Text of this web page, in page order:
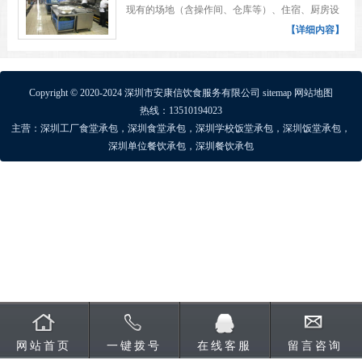
现有的场地（含操作间、仓库等）、住宿、厨房设
备、设施、餐具、厨具、水电、燃料或根据厂方实
【详细内容】
Copyright © 2020-2024 深圳市安康信饮食服务有限公司 sitemap 网站地图
热线：13510194023
主营： 深圳工厂食堂承包， 深圳食堂承包， 深圳学校饭堂承包， 深圳饭堂承包，
深圳单位餐饮承包， 深圳餐饮承包
网站首页 一键拨号 在线客服 留言咨询